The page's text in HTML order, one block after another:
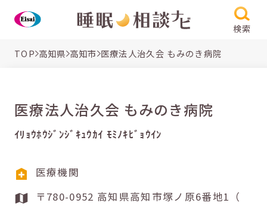
検索
TOP 高知県 高知市 医療法人治久会 もみのき病院
医療法人治久会 もみのき病院
ｲﾘｮｳﾎｳｼﾞﾝｼﾞｷｭｳｶｲ ﾓﾐﾉｷﾋﾞｮｳｲﾝ
医療機関
〒780-0952 高知県高知市塚ノ原6番地1（